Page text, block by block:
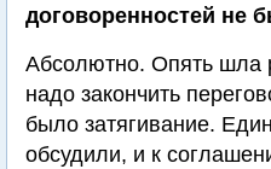
договоренностей не
Абсолютно. Опять шла
надо закончить
было затягивание.
обсудили, и к